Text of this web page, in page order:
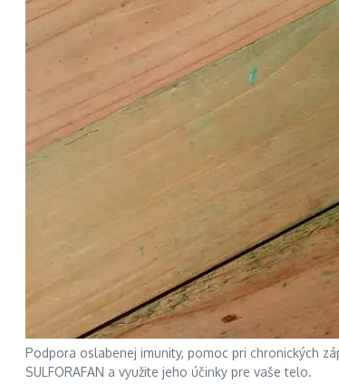
Podpora oslabenej imunity, pomoc pri chronických
SULFORAFAN a využite jeho účinky pre vaše telo.